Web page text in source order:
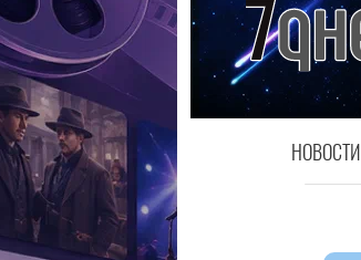
НОВОСТИ